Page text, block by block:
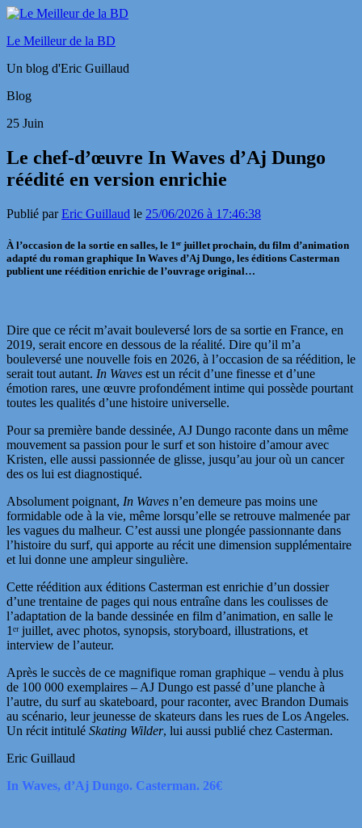
Le Meilleur de la BD
Un blog d'Eric Guillaud
Blog
25 Juin
Le chef-d’œuvre In Waves d’Aj Dungo
réédité en version enrichie
Publié parEric Guillaud le 25/06/2026 à 17:46:38
À l’occasion de la sortie en salles, le 1ᵉʳ juillet prochain, du film d’animation
adapté du roman graphique In Waves d’Aj Dungo, les éditions Casterman
publient une réédition enrichie de l’ouvrage original…
Dire que ce récit m’avait bouleversé lors de sa sortie en France, en
2019, serait encore en dessous de la réalité. Dire qu’il m’a
bouleversé une nouvelle fois en 2026, à l’occasion de sa réédition, le
serait tout autant. In Waves est un récit d’une finesse et d’une
émotion rares, une œuvre profondément intime qui possède pourtant
toutes les qualités d’une histoire universelle.
Pour sa première bande dessinée, AJ Dungo raconte dans un même
mouvement sa passion pour le surf et son histoire d’amour avec
Kristen, elle aussi passionnée de glisse, jusqu’au jour où un cancer
des os lui est diagnostiqué.
Absolument poignant, In Waves n’en demeure pas moins une
formidable ode à la vie, même lorsqu’elle se retrouve malmenée par
les vagues du malheur. C’est aussi une plongée passionnante dans
l’histoire du surf, qui apporte au récit une dimension supplémentaire
et lui donne une ampleur singulière.
Cette réédition aux éditions Casterman est enrichie d’un dossier
d’une trentaine de pages qui nous entraîne dans les coulisses de
l’adaptation de la bande dessinée en film d’animation, en salle le
1ᵉʳ juillet, avec photos, synopsis, storyboard, illustrations, et
interview de l’auteur.
Après le succès de ce magnifique roman graphique – vendu à plus
de 100 000 exemplaires – AJ Dungo est passé d’une planche à
l’autre, du surf au skateboard, pour raconter, avec Brandon Dumais
au scénario, leur jeunesse de skateurs dans les rues de Los Angeles.
Un récit intitulé Skating Wilder, lui aussi publié chez Casterman.
Eric Guillaud
In Waves, d’Aj Dungo. Casterman. 26€